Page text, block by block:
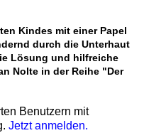
Kindes mit einer Papel
durch die Unterhaut
Lösung und hilfreiche
Nolte in der Reihe "Der
Benutzern mit
Jetzt anmelden.